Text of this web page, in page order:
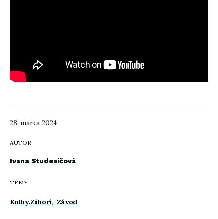
28. marca 2024
AUTOR
Ivana Studeničová
TÉMY
Knihy.Záhorí, Závod